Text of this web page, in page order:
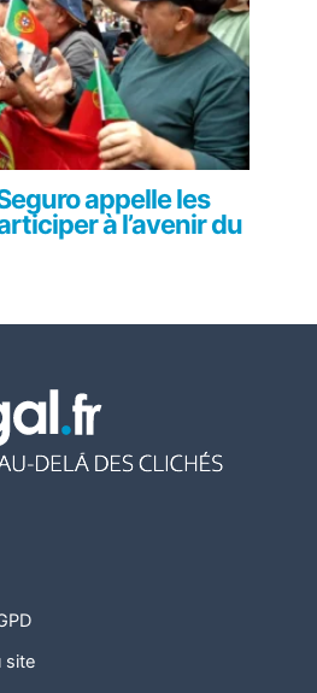
appelle les
à l’avenir du
site